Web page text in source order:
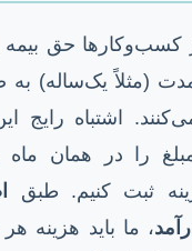
کسب‌وکارها حق بیمه
(مثلاً یک‌ساله)
اشتباه رایج
را در همان ماه
ثبت کنیم. طبق
، ما باید هزینه